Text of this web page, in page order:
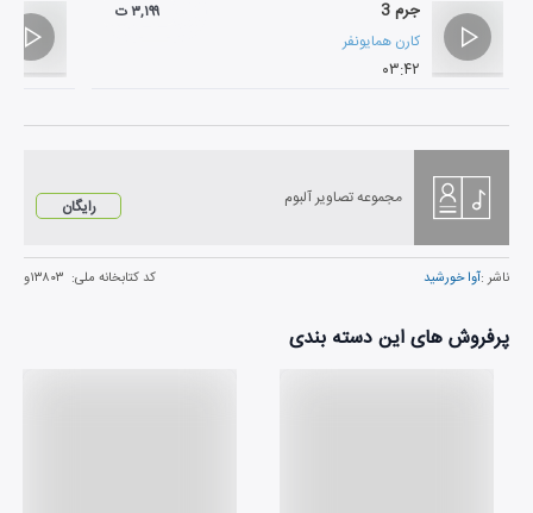
جرم 3
کارن همایونفر
۰۳:۴۲
۳,۱۹۹ ت
مجموعه تصاویر آلبوم رایگان
ناشر :آوا خورشید کد کتابخانه ملی: ۱۳۸۰۳و
پرفروش های این دسته بندی